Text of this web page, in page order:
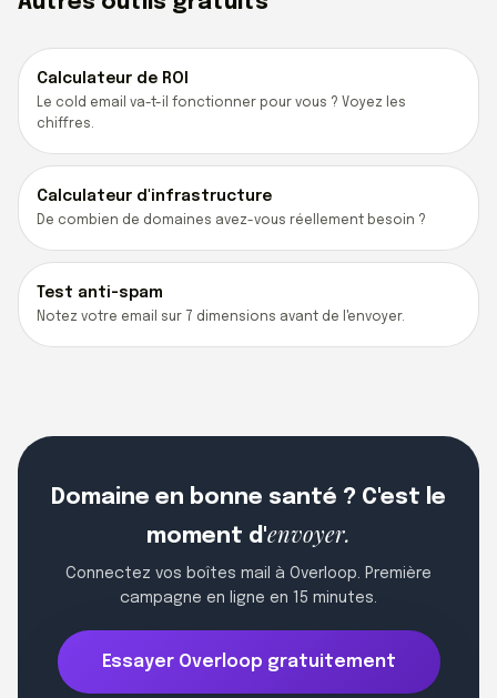
Calculateur de ROI
Le cold email va-t-il fonctionner pour vous ? Voyez les
chiffres.
Calculateur d'infrastructure
De combien de domaines avez-vous réellement besoin ?
Test anti-spam
Notez votre email sur 7 dimensions avant de l'envoyer.
Domaine en bonne santé ? C'est le
moment d'envoyer.
Connectez vos boîtes mail à Overloop. Première
campagne en ligne en 15 minutes.
Essayer Overloop gratuitement